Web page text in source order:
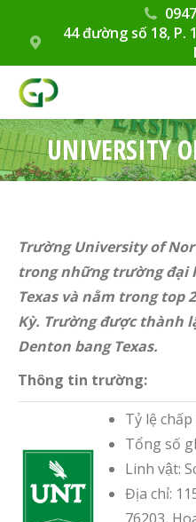
44 đường số 18, P.
UNIVERSITY
Trường University of
trong những trường đại
Texas và nằm trong
Kỳ. Trường được thành
Denton bang Texas.
Thông tin trường:
Tỷ lệ chấp
Tổng số
Linh vật:
Địa chỉ: